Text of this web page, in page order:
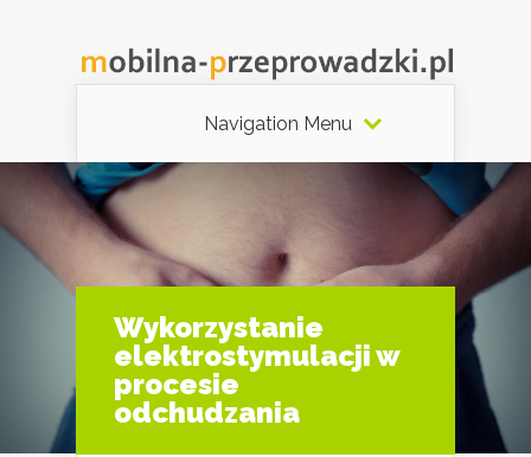
Navigation Menu
Wykorzystanie
elektrostymulacji w
procesie
odchudzania